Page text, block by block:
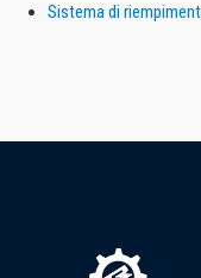
Sistema di